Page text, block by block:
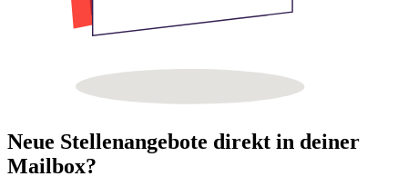
Neue Stellenangebote direkt in deiner
Mailbox?